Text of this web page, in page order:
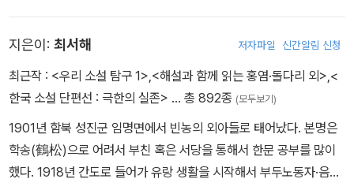
중반 염상섭은 돌연 만주행을 선택한다. 진학문의 권유로 ≪만선일보
≫의 편집국장으로 근무하며, 1939년 만주 안동 대동항 건설 사업 선
전에 종사한다. 이 기간 중 염상섭은 장편 소설 ≪개동≫을 집필하고,
안수길·박영준 등의 창작집 ≪싹트는 대지≫와 안수길의 창작집 ≪북
원(北原)≫ 등의 서문을 쓴 것을 제외하고는 별다른 창작 활동을 보
이지 않는다. 1945년 광복을 맞이하기까지 약 10여 년의 기간 동안
章, 1940·5·6·7합병호)·「무연(無緣)」(春秋, 1942.6.)·「돌다리」
(國民文學, 1943.1.) 등이 있다.
학원 문과에 입학하지만 이듬해 공부를 중단하고 동아일보 기자로 입
사했다가 1년여 만에 그만둔다. 1924년 단편 〈세 길로〉가 ‘조선문
단’에 추천되면서 문단에 등단한다. 그 뒤 〈산적〉을 비롯해 다수의 소
촌〉, 〈농민의회계〉, 〈화물자동차〉 등 동반자적인 경향의 작품을, 193
3년 〈인형의 집을 나와서〉, 1934년 〈레디메이드 인생〉 등 풍자적인
작품을 발표하여 작가로서의 기반을 굳힌다. 1936년에는 〈명일〉과
지은이: 최서해 저자파일 신간알림 신청
최근작 : <우리 소설 탐구 1>,<해설과 함께 읽는 홍염·돌다리 외>,<
한국 소설 단편선 : 극한의 실존> … 총 892종 (모두보기)
1901년 함북 성진군 임명면에서 빈농의 외아들로 태어났다. 본명은
학송(鶴松)으로 어려서 부친 혹은 서당을 통해서 한문 공부를 많이
했다. 1918년 간도로 들어가 유랑 생활을 시작해서 부두노동자·음식